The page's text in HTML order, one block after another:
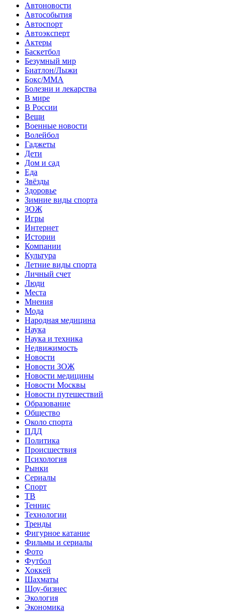
Автоновости
Автособытия
Автоспорт
Автоэксперт
Актеры
Баскетбол
Безумный мир
Биатлон/Лыжи
Бокс/MMA
Болезни и лекарства
В мире
В России
Вещи
Военные новости
Волейбол
Гаджеты
Дети
Дом и сад
Еда
Звёзды
Здоровье
Зимние виды спорта
ЗОЖ
Игры
Интернет
Истории
Компании
Культура
Летние виды спорта
Личный счет
Люди
Места
Мнения
Мода
Народная медицина
Наука
Наука и техника
Недвижимость
Новости
Новости ЗОЖ
Новости медицины
Новости Москвы
Новости путешествий
Образование
Общество
Около спорта
ПДД
Политика
Происшествия
Психология
Рынки
Сериалы
Спорт
ТВ
Теннис
Технологии
Тренды
Фигурное катание
Фильмы и сериалы
Фото
Футбол
Хоккей
Шахматы
Шоу-бизнес
Экология
Экономика